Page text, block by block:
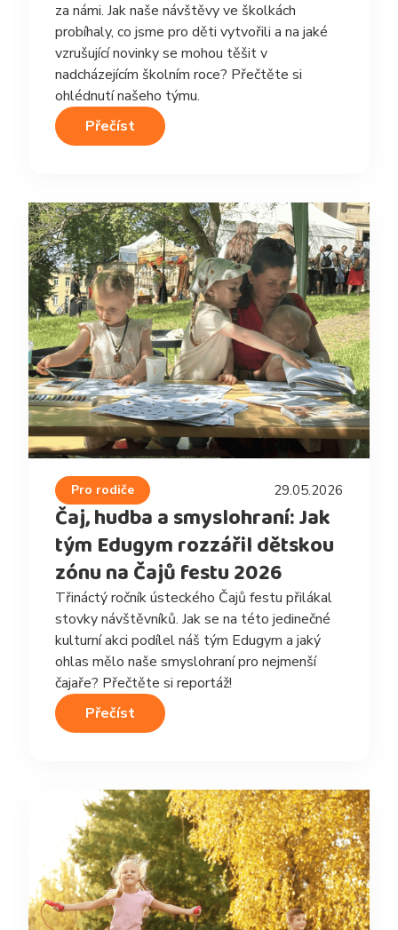
za námi. Jak naše návštěvy ve školkách
probíhaly, co jsme pro děti vytvořili a na jaké
vzrušující novinky se mohou těšit v
nadcházejícím školním roce? Přečtěte si
ohlédnutí našeho týmu.
Přečíst
Pro rodiče 29.05.2026
Čaj, hudba a smyslohraní: Jak
tým Edugym rozzářil dětskou
zónu na Čajů festu 2026
Třináctý ročník ústeckého Čajů festu přilákal
stovky návštěvníků. Jak se na této jedinečné
kulturní akci podílel náš tým Edugym a jaký
ohlas mělo naše smyslohraní pro nejmenší
čajaře? Přečtěte si reportáž!
Přečíst